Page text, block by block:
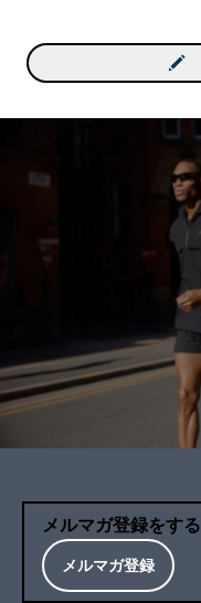
メルマガ登録をする
メルマガ登録